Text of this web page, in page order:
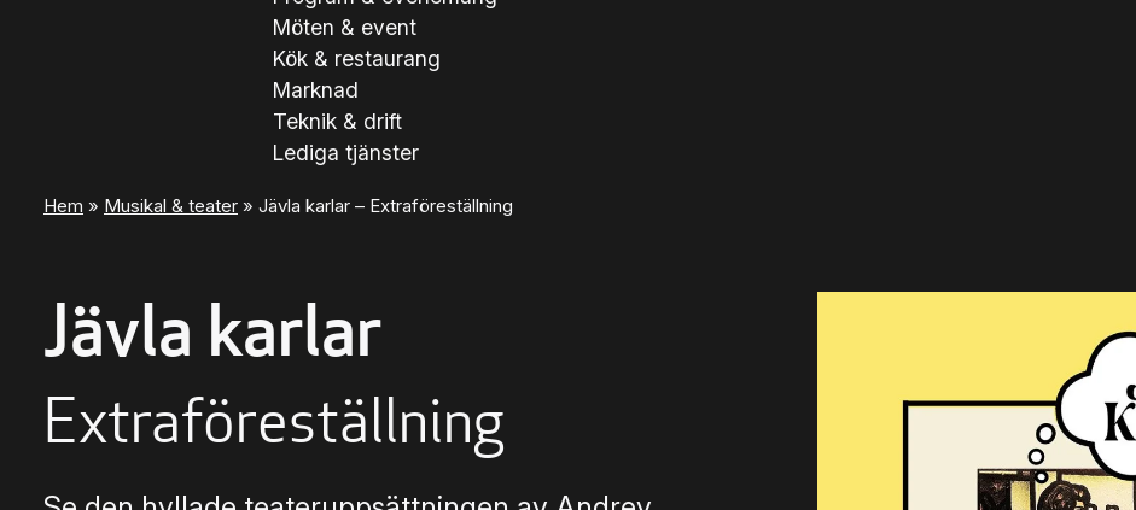
Möten & event
Kök & restaurang
Marknad
Teknik & drift
Lediga tjänster
Hem » Musikal & teater » Jävla karlar – Extra­föreställning
Jävla karlar
Extra­föreställning